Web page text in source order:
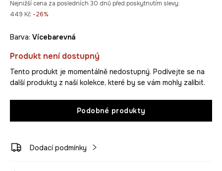
Nejnižší cena za posledních 30 dnů před poskytnutím slevy:
449 Kč -26%
Barva: vícebarevná
Produkt není dostupný
Tento produkt je momentálně nedostupný. Podívejte se na
další produkty z naší kolekce, které by se vám mohly zalíbit.
Podobné produkty
Dodací podmínky